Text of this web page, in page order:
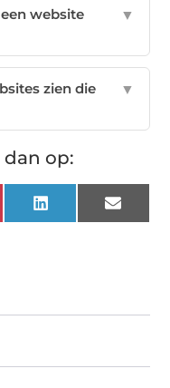
website
▼
zien die
▼
dan op:
LinkedIn Email